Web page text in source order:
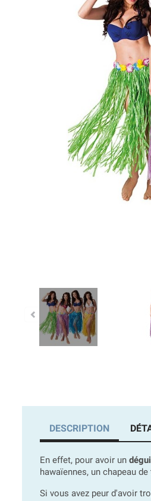
DESCRIPTION
En effet, pour avoir un
hawaïennes, un chapeau
Si vous avez peur d'avoir